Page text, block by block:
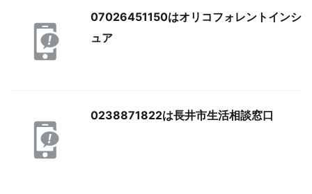
07026451150はオリコフォレントインシ
ュア
0238871822は長井市生活相談窓口